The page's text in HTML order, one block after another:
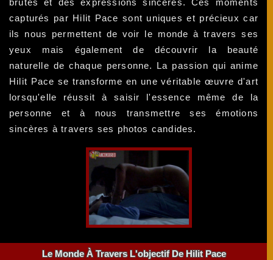
brutes et des expressions sincères. Ces moments
capturés par Hilit Pace sont uniques et précieux car
ils nous permettent de voir le monde à travers ses
yeux mais également de découvrir la beauté
naturelle de chaque personne. La passion qui anime
Hilit Pace se transforme en une véritable œuvre d'art
lorsqu'elle réussit à saisir l'essence même de la
personne et à nous transmettre ses émotions
sincères à travers ses photos candides.
Le Monde À Travers L'objectif De Hilit Pace